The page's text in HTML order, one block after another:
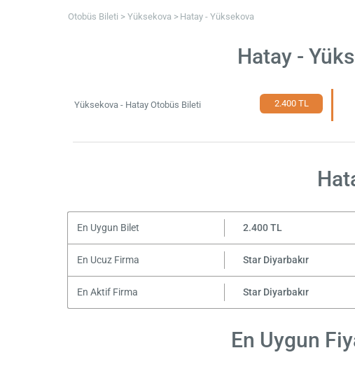
Otobüs Bileti Yüksekova Hatay - Yüksekova
Hatay -
Yüksekova - Hatay Otobüs Bileti 2.400 TL
En Uygun Bilet 2.400 TL
En Ucuz Firma Star Diyarbakır
En Aktif Firma Star Diyarbakır
En Uygun